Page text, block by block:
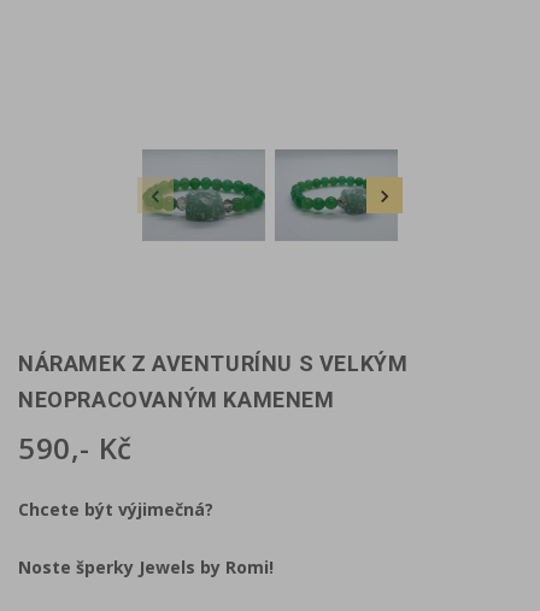
 
NÁRAMEK Z AVENTURÍNU S VELKÝM
NEOPRACOVANÝM KAMENEM
590,- Kč
Chcete být výjimečná?
Noste šperky Jewels by Romi!